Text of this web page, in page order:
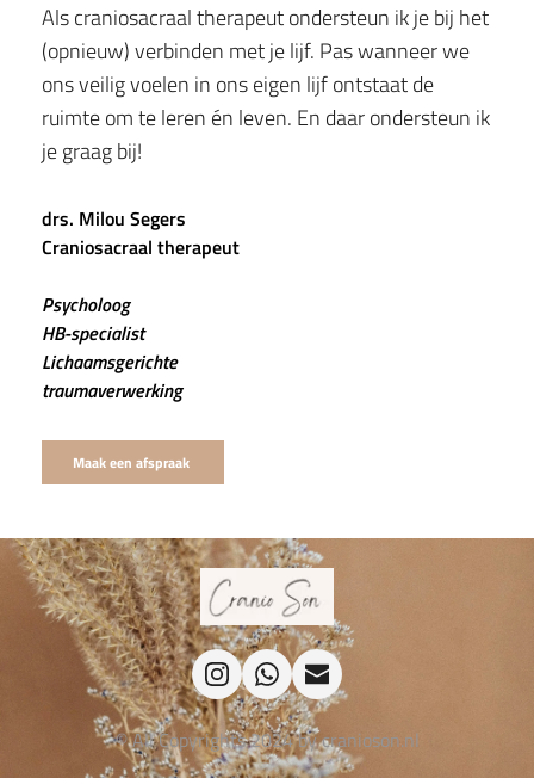
Als craniosacraal therapeut ondersteun ik je bij het
(opnieuw) verbinden met je lijf. Pas wanneer we
ons veilig voelen in ons eigen lijf ontstaat de
ruimte om te leren én leven. En daar ondersteun ik
je graag bij!
drs. Milou Segers
Craniosacraal therapeut
Psycholoog
HB-specialist
Lichaamsgerichte
traumaverwerking
Maak een afspraak
© All Copyrights 2024 by cranioson.nl